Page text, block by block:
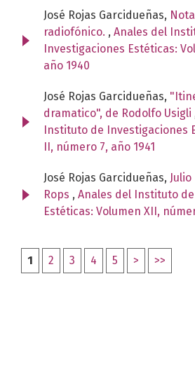
José Rojas Garcidueñas,
radiofónico. , Anales del
Investigaciones Estéticas:
año 1940
José Rojas Garcidueñas,
dramatico", de Rodolfo Usigli
Instituto de Investigaciones
II, número 7, año 1941
José Rojas Garcidueñas,
Rops , Anales del Instituto
Estéticas: Volumen XII,
1 2 3 4 5 > >>